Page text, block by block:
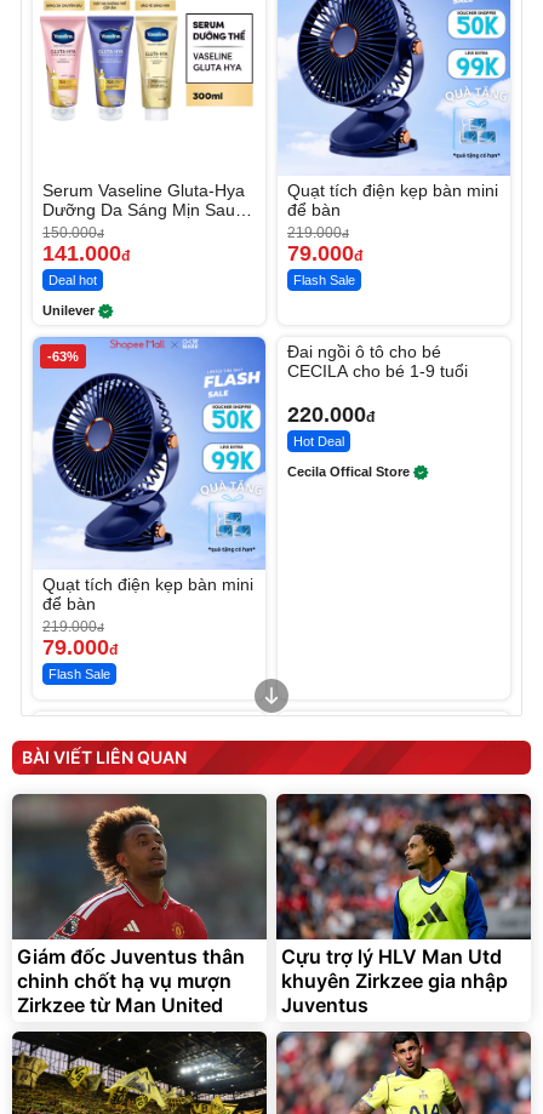
Serum Vaseline Gluta-Hya
Dưỡng Da Sáng Mịn Sau 7
Ngày
150.000đ
141.000đ
Deal hot
Unilever
Quạt tích điện kẹp bàn mini
để bàn
219.000đ
79.000đ
Flash Sale
-63%
Quạt tích điện kẹp bàn mini
để bàn
219.000đ
79.000đ
Flash Sale
Đai ngồi ô tô cho bé
CECILA cho bé 1-9 tuổi
220.000đ
Hot Deal
Cecila Offical Store
tức thì Vaseline Body
190.000đ
138.330đ
Discount
D2-001 - Thông Minh
3.000.000
2.200.000đ
Flash Sale
Unmute
Vali Bamozo Khung Nhôm
9066 Size 20/24/28 Cao
Cấp
1.000.000
825.000đ
Flash Sale
BÀI VIẾT LIÊN QUAN
Giám đốc Juventus thân
chinh chốt hạ vụ mượn
Zirkzee từ Man United
Cựu trợ lý HLV Man Utd
khuyên Zirkzee gia nhập
Juventus